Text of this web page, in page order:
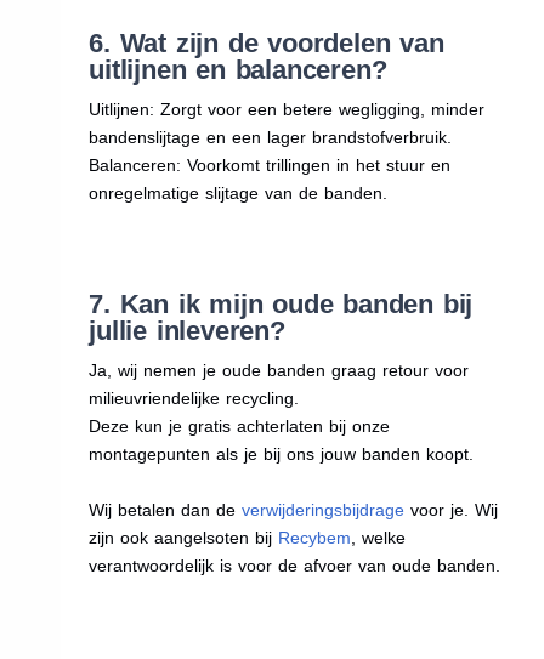
6. Wat zijn de voordelen van
uitlijnen en balanceren?
Uitlijnen: Zorgt voor een betere wegligging, minder
bandenslijtage en een lager brandstofverbruik.
Balanceren: Voorkomt trillingen in het stuur en
onregelmatige slijtage van de banden.
7. Kan ik mijn oude banden bij
jullie inleveren?
Ja, wij nemen je oude banden graag retour voor
milieuvriendelijke recycling.
Deze kun je gratis achterlaten bij onze
montagepunten als je bij ons jouw banden koopt.
Wij betalen dan deverwijderingsbijdrage voor je. Wij
zijn ook aangelsoten bij Recybem , welke
verantwoordelijk is voor de afvoer van oude banden.